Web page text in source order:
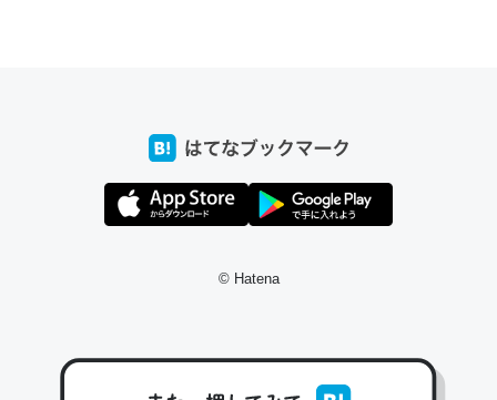
私も3年前ぐらいに祖母の家に設置した。ポケットWifiみ
34
© Hatena